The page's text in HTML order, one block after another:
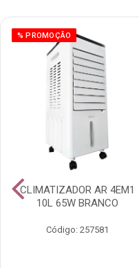
% PROMOÇÃO
CLIMATIZADOR AR 4EM1
10L 65W BRANCO
Código: 257581